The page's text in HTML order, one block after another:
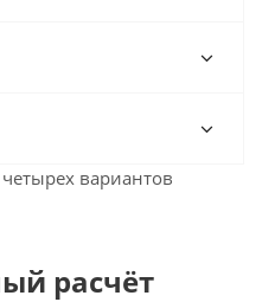
вариантов
расчёт